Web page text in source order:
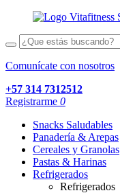
Comunícate con nosotros
+57 314 7312512
Registrarme 0
Snacks Saludables
Panadería & Arepas
Cereales y Granolas
Pastas & Harinas
Refrigerados
Refrigerados